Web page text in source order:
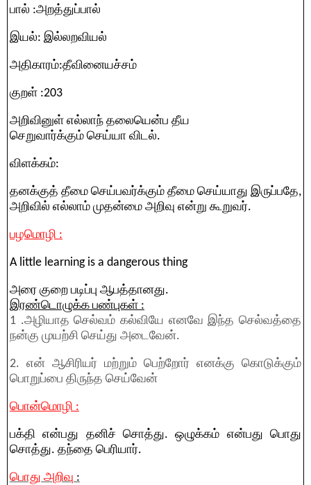
பால் :அறத்துப்பால்
இயல்: இல்லறவியல்
அதிகாரம்:தீவினையச்சம்
குறள் :203
அறிவினுள் எல்லாந் தலையென்ப தீய
செறுவார்க்கும் செய்யா விடல்.
விளக்கம்:
தனக்குத் தீமை செய்பவர்க்கும் தீமை செய்யாது இருப்பதே,
அறிவில் எல்லாம் முதன்மை அறிவு என்று கூறுவர்.
பழமொழி :
A little learning is a dangerous thing
அரை குறை படிப்பு ஆபத்தானது.
இரண்டொழுக்க பண்புகள் :
1 .அழியாத செல்வம் கல்வியே எனவே இந்த செல்வத்தை
நன்கு முயற்சி செய்து அடைவேன்.
2. என் ஆசிரியர் மற்றும் பெற்றோர் எனக்கு கொடுக்கும்
பொறுப்பை திருந்த செய்வேன்
பொன்மொழி :
பக்தி என்பது தனிச் சொத்து. ஒழுக்கம் என்பது பொது
சொத்து. தந்தை பெரியார்.
பொது அறிவு :